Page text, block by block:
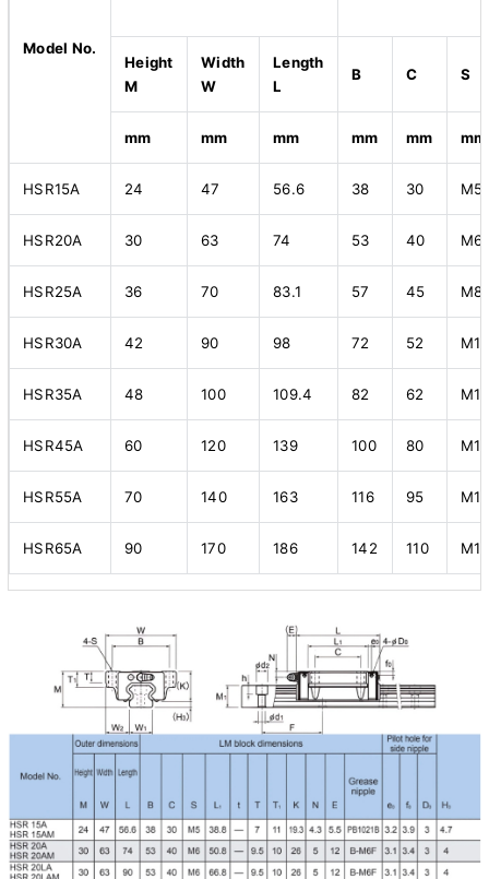
Model No.
Height
M
Width
W
Length
L
B C S
mm mm mm mm mm mm
HSR15A 24 47 56.6 38 30 M5
HSR20A 30 63 74 53 40 M6
HSR25A 36 70 83.1 57 45 M8
HSR30A 42 90 98 72 52 M10
HSR35A 48 100 109.4 82 62 M10
HSR45A 60 120 139 100 80 M12
HSR55A 70 140 163 116 95
HSR65A 90 170 186 142 110 M16